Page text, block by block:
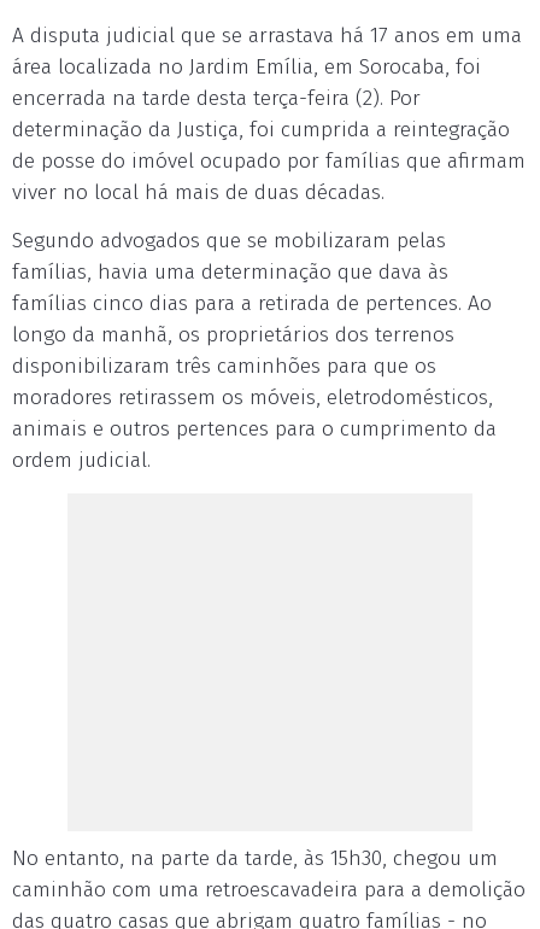
A disputa judicial que se arrastava há 17 anos em uma
área localizada no Jardim Emília, em Sorocaba, foi
encerrada na tarde desta terça-feira (2). Por
determinação da Justiça, foi cumprida a reintegração
de posse do imóvel ocupado por famílias que afirmam
viver no local há mais de duas décadas.
Segundo advogados que se mobilizaram pelas
famílias, havia uma determinação que dava às
famílias cinco dias para a retirada de pertences. Ao
longo da manhã, os proprietários dos terrenos
disponibilizaram três caminhões para que os
moradores retirassem os móveis, eletrodomésticos,
animais e outros pertences para o cumprimento da
ordem judicial.
No entanto, na parte da tarde, às 15h30, chegou um
caminhão com uma retroescavadeira para a demolição
das quatro casas que abrigam quatro famílias - no